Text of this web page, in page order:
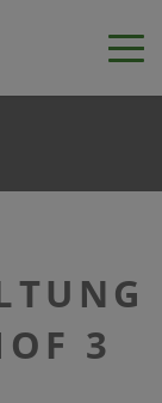
3